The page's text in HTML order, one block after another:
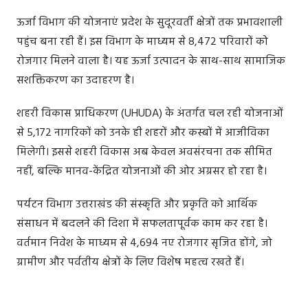
ऊर्जा विभाग की योजनाएं प्रदेश के सुदूरवर्ती क्षेत्रों तक प्रभावशाली
पहुंच बना रही हैं। इस विभाग के माध्यम से 8,472 परिवारों को
रोजगार मिलने वाला है। यह ऊर्जा उत्पादन के साथ-साथ सामाजिक
सशक्तिकरण का उदाहरण है।
शहरी विकास प्राधिकरण (UHUDA) के अंतर्गत चल रही योजनाओं
से 5,172 नागरिकों को उनके ही शहरों और कस्बों में आजीविका
मिलेगी। इससे शहरी विकास अब केवल अवसंरचना तक सीमित
नहीं, बल्कि मानव-केंद्रित योजनाओं की ओर अग्रसर हो रहा है।
पर्यटन विभाग उत्तराखंड की संस्कृति और प्रकृति को आर्थिक
संसाधन में बदलने की दिशा में सफलतापूर्वक काम कर रहा है।
वर्तमान निवेश के माध्यम से 4,694 नए रोजगार सृजित होंगे, जो
ग्रामीण और पर्वतीय क्षेत्रों के लिए विशेष महत्व रखते हैं।